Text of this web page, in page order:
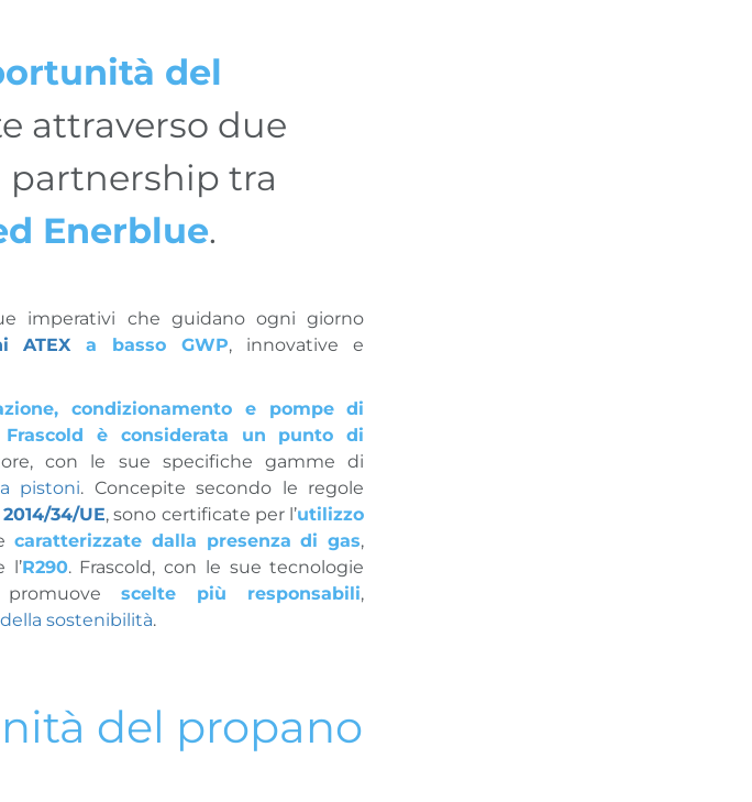
del
attraverso due
partnership tra
Enerblue.
imperativi che guidano ogni giorno
ATEX a basso GWP, innovative e
condizionamento e pompe di
Frascold è considerata un punto di
con le sue specifiche gamme di
pistoni. Concepite secondo le regole
34/UE, sono certificate per l’utilizzo
caratterizzate dalla presenza di gas,
l’R290. Frascold, con le sue tecnologie
scelte più responsabili,
sostenibilità.
del propano